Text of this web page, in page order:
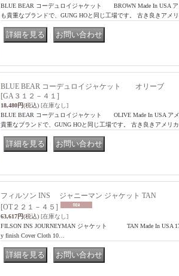
BLUE BEAR コーデュロイジャケット BROWN Made In USA ア
も貴重なブランドで、GUNG HOと同じ工場です。 古き良きアメ
BLUE BEAR コーデュロイジャケット オリーブ
[GA３１２－４１]
18,480円(税込) [在庫なし]
BLUE BEAR コーデュロイジャケット OLIVE Made In USA ア
貴重なブランドで、GUNG HOと同じ工場です。 古き良きアメリ
フィルソン INS ジャニーマン ジャケット TAN
[OT２２１－４５]
63,617円(税込) [在庫なし]
FILSON INS JOURNEYMAN ジャケット TAN Made In USA
y finish Cover Cloth 10…